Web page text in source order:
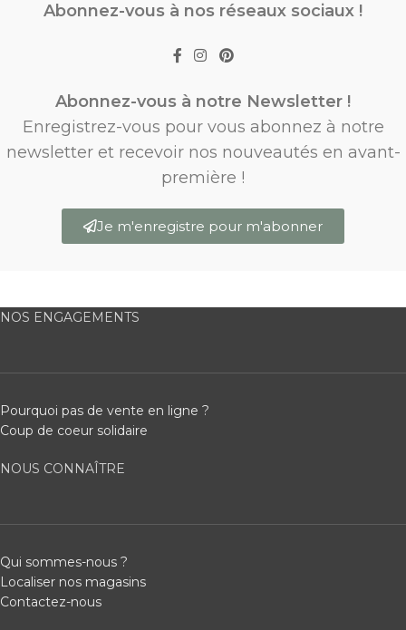
Abonnez-vous à nos réseaux sociaux !
Abonnez-vous à notre Newsletter !
Enregistrez-vous pour vous abonnez à notre
newsletter et recevoir nos nouveautés en avant-
première !
Je m'enregistre pour m'abonner
NOS ENGAGEMENTS
Pourquoi pas de vente en ligne ?
Coup de coeur solidaire
NOUS CONNAÎTRE
Qui sommes-nous ?
Localiser nos magasins
Contactez-nous